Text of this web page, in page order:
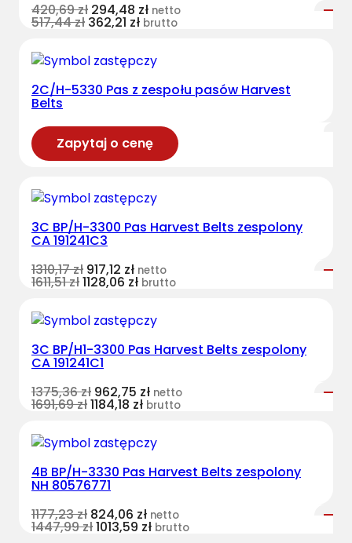
420,69zł 294,48 zł netto
517,44zł 362,21 zł brutto
2C/H-5330 Pas z zespołu pasów Harvest
Belts
Zapytaj o cenę
3C BP/H-3300 Pas Harvest Belts zespolony
CA 191241C3
1310,17zł 917,12 zł netto
1611,51zł1128,06 zł brutto
3C BP/H1-3300 Pas Harvest Belts zespolony
CA 191241C1
1375,36zł 962,75 zł netto
1691,69zł1184,18 zł brutto
4B BP/H-3330 Pas Harvest Belts zespolony
NH 80576771
1177,23zł 824,06 zł netto
1447,99zł1013,59 zł brutto